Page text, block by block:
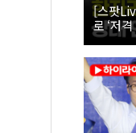
[스팟
로 ‘저
보 인천